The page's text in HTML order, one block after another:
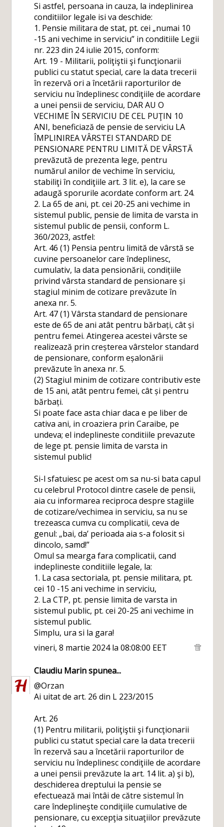
Si astfel, persoana in cauza, la indeplinirea
conditiilor legale isi va deschide:
1. Pensie militara de stat, pt. cei „numai 10
-15 ani vechime in serviciu” in conditiile Legii
nr. 223 din 24 iulie 2015, conform:
Art. 19 - Militarii, poliţiştii şi funcţionarii
publici cu statut special, care la data trecerii
în rezervă ori a încetării raporturilor de
serviciu nu îndeplinesc condiţiile de acordare
a unei pensii de serviciu, DAR AU O
VECHIME ÎN SERVICIU DE CEL PUŢIN 10
ANI, beneficiază de pensie de serviciu LA
ÎMPLINIREA VÂRSTEI STANDARD DE
PENSIONARE PENTRU LIMITĂ DE VÂRSTĂ
prevăzută de prezenta lege, pentru
numărul anilor de vechime în serviciu,
stabiliţi în condiţiile art. 3 lit. e), la care se
adaugă sporurile acordate conform art. 24.
2. La 65 de ani, pt. cei 20-25 ani vechime in
sistemul public, pensie de limita de varsta in
sistemul public de pensii, conform L.
360/2023, astfel:
Art. 46 (1) Pensia pentru limită de vârstă se
cuvine persoanelor care îndeplinesc,
cumulativ, la data pensionării, condițiile
privind vârsta standard de pensionare și
stagiul minim de cotizare prevăzute în
anexa nr. 5.
Art. 47 (1) Vârsta standard de pensionare
este de 65 de ani atât pentru bărbați, cât și
pentru femei. Atingerea acestei vârste se
realizează prin creșterea vârstelor standard
de pensionare, conform eșalonării
prevăzute în anexa nr. 5.
(2) Stagiul minim de cotizare contributiv este
de 15 ani, atât pentru femei, cât și pentru
bărbați.
Si poate face asta chiar daca e pe liber de
cativa ani, in croaziera prin Caraibe, pe
undeva; el indeplineste conditiile prevazute
de lege pt. pensie limita de varsta in
sistemul public!
Si-l sfatuiesc pe acest om sa nu-si bata capul
cu celebrul Protocol dintre casele de pensii,
aia cu informarea reciproca despre stagiile
de cotizare/vechimea in serviciu, sa nu se
trezeasca cumva cu complicatii, ceva de
genul: „bai, da’ perioada aia s-a folosit si
dincolo, samd!”
Omul sa mearga fara complicatii, cand
indeplineste conditiile legale, la:
1. La casa sectoriala, pt. pensie militara, pt.
cei 10 -15 ani vechime in serviciu,
2. La CTP, pt. pensie limita de varsta in
sistemul public, pt. cei 20-25 ani vechime in
sistemul public.
Simplu, ura si la gara!
vineri, 8 martie 2024 la 08:08:00 EET
Claudiu Marinspunea...
@Orzan
Ai uitat de art. 26 din L 223/2015
Art. 26
(1) Pentru militarii, poliţiştii şi funcţionarii
publici cu statut special care la data trecerii
în rezervă sau a încetării raporturilor de
serviciu nu îndeplinesc condiţiile de acordare
a unei pensii prevăzute la art. 14 lit. a) şi b),
deschiderea dreptului la pensie se
efectuează mai întâi de către sistemul în
care îndeplineşte condiţiile cumulative de
pensionare, cu excepţia situaţiilor prevăzute